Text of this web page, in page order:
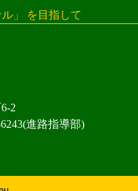
」 を目指して
2
進路指導部)